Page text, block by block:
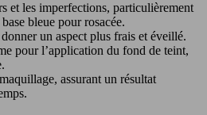
et les imperfections, particulièrement
bleue pour rosacée.
un aspect plus frais et éveillé.
pour l’application du fond de teint,
assurant un résultat